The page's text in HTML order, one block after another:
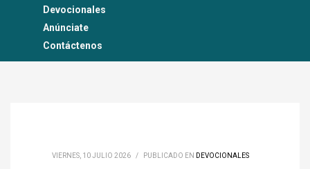
Devocionales
Anúnciate
Contáctenos
VIERNES, 10 JULIO 2026 / PUBLICADO EN DEVOCIONALES